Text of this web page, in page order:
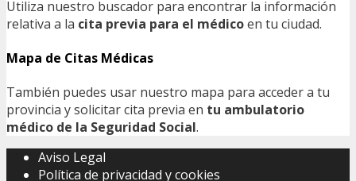
Utiliza nuestro buscador para encontrar la información
relativa a la cita previa para el médicoen tu ciudad.
Mapa de Citas Médicas
También puedes usar nuestro mapa para acceder a tu
provincia y solicitar cita previa en tu ambulatorio
médico de la Seguridad Social.
Aviso Legal
Política de privacidad y cookies